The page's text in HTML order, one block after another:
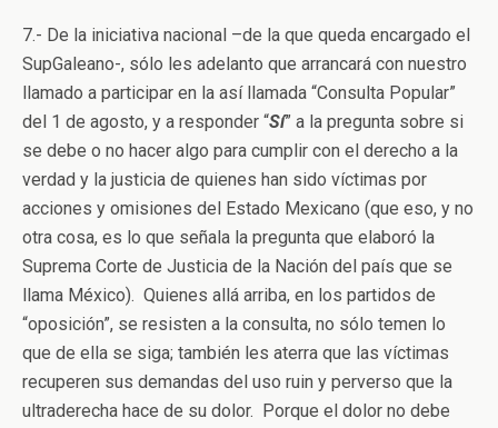
7.- De la iniciativa nacional –de la que queda encargado el
SupGaleano-, sólo les adelanto que arrancará con nuestro
llamado a participar en la así llamada “Consulta Popular”
del 1 de agosto, y a responder “Sí” a la pregunta sobre si
se debe o no hacer algo para cumplir con el derecho a la
verdad y la justicia de quienes han sido víctimas por
acciones y omisiones del Estado Mexicano (que eso, y no
otra cosa, es lo que señala la pregunta que elaboró la
Suprema Corte de Justicia de la Nación del país que se
llama México). Quienes allá arriba, en los partidos de
“oposición”, se resisten a la consulta, no sólo temen lo
que de ella se siga; también les aterra que las víctimas
recuperen sus demandas del uso ruin y perverso que la
ultraderecha hace de su dolor. Porque el dolor no debe